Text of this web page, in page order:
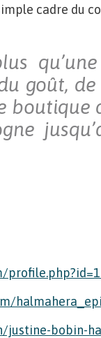
cadre du
goût,
justine-bobin-